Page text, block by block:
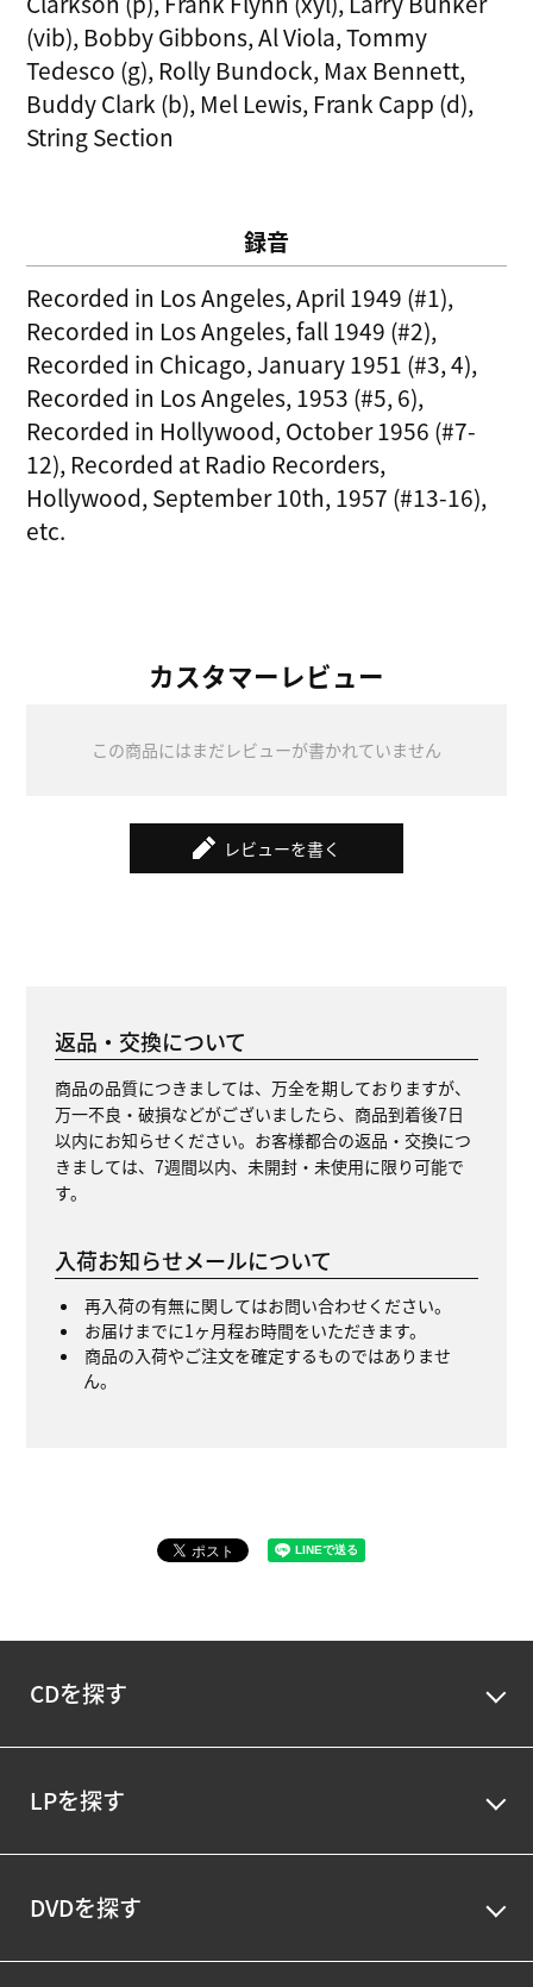
(vib), Bobby Gibbons, Al Viola, Tommy
Tedesco (g), Rolly Bundock, Max Bennett,
Buddy Clark (b), Mel Lewis, Frank Capp (d),
String Section
録音
Recorded in Los Angeles, April 1949 (#1),
Recorded in Los Angeles, fall 1949 (#2),
Recorded in Chicago, January 1951 (#3, 4),
Recorded in Los Angeles, 1953 (#5, 6),
Recorded in Hollywood, October 1956 (#7-
12), Recorded at Radio Recorders,
Hollywood, September 10th, 1957 (#13-16),
etc.
カスタマーレビュー
この商品にはまだレビューが書かれていません
レビューを書く
返品・交換について
商品の品質につきましては、万全を期しておりますが、
万一不良・破損などがございましたら、商品到着後7日
以内にお知らせください。お客様都合の返品・交換につ
きましては、7週間以内、未開封・未使用に限り可能で
す。
入荷お知らせメールについて
再入荷の有無に関してはお問い合わせください。
お届けまでに1ヶ月程お時間をいただきます。
商品の入荷やご注文を確定するものではありませ
ん。
CDを探す
LPを探す
DVDを探す